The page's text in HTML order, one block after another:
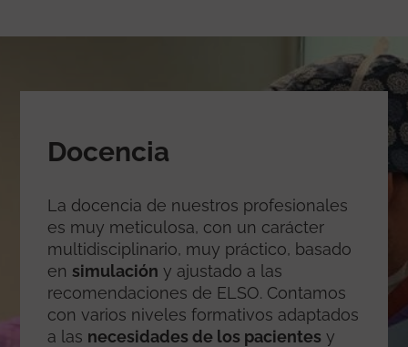
Docencia
La docencia de nuestros profesionales
es muy meticulosa, con un carácter
multidisciplinario, muy práctico, basado
en simulación y ajustado a las
recomendaciones de ELSO. Contamos
con varios niveles formativos adaptados
a las necesidades de los pacientes y